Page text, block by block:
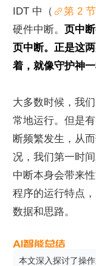
IDT 中（
第 2
硬件中断。 页中
页中断。正是这
着，就像守护神
大多数时候，我
常地运行。但是
断频繁发生，从
况，我们第一时
中断本身会带来
程序的运行特点
数据和思路。
本文深入探讨了操